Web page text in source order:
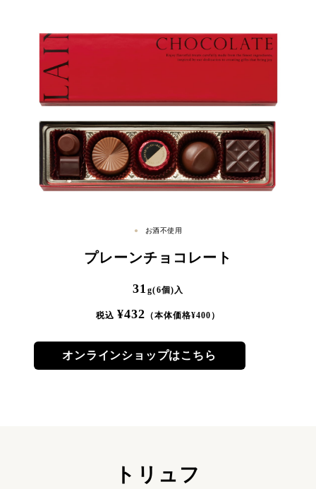
お酒不使用
プレーンチョコレート
31g(6個)入
税込 ¥432 （本体価格¥400 ）
オンラインショップはこちら
トリュフ